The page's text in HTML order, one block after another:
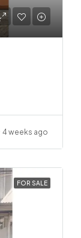
4 weeks ago
FOR SALE